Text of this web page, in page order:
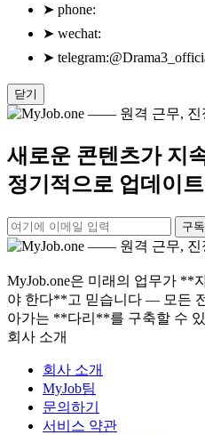
➤ phone:
➤ wechat:
➤
닫기
새로운 콘텐츠가 지
정기적으로 업데이
구독
MyJob.one은 미래의 업무가 **
야 한다**고 믿습니다 — 모든
아가는 **다리**를 구축할 수
회사 소개
회사 소개
MyJob팀
문의하기
서비스 약관